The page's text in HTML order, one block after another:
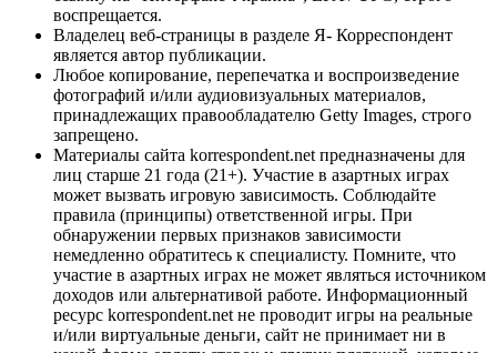
воспрещается.
Владелец веб-страницы в разделе Я- Корреспондент
является автор публикации.
Любое копирование, перепечатка и воспроизведение
фотографий и/или аудиовизуальных материалов,
принадлежащих правообладателю Getty Images, строго
запрещено.
Материалы сайта korrespondent.net предназначены для
лиц старше 21 года (21+). Участие в азартных играх
может вызвать игровую зависимость. Соблюдайте
правила (принципы) ответственной игры. При
обнаружении первых признаков зависимости
немедленно обратитесь к специалисту. Помните, что
участие в азартных играх не может являться источником
доходов или альтернативой работе. Информационный
ресурс korrespondent.net не проводит игры на реальные
и/или виртуальные деньги, сайт не принимает ни в